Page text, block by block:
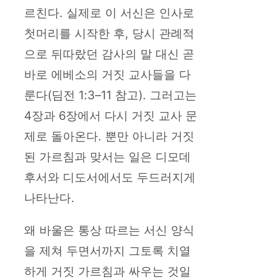
르친다. 실제로 이 서신은 인사로
첫머리를 시작한 후, 당시 관례적
으로 뒤따랐던 감사의 말 대신 곧
바로 에베소의 거짓 교사들을 다
룬다(딤전 1:3–11 참고). 그러고는
4장과 6장에서 다시 거짓 교사 문
제로 돌아온다. 뿐만 아니라 거짓
된 가르침과 맞서는 일은 디모데
후서와 디도서에서도 두드러지게
나타난다.
왜 바울은 통상 따르는 서신 양식
을 제쳐 두면서까지 그토록 치열
하게 거짓 가르침과 싸우는 것일